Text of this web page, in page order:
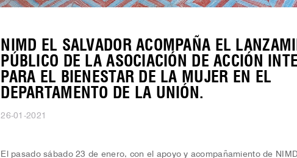
NIMD EL SALVADOR ACOMPAÑA EL
PÚBLICO DE LA ASOCIACIÓN DE ACCIÓN
PARA EL BIENESTAR DE LA MUJER EN EL
DEPARTAMENTO DE LA UNIÓN.
26-01-2021
El pasado sábado 23 de enero, con el apoyo y acompañamiento de